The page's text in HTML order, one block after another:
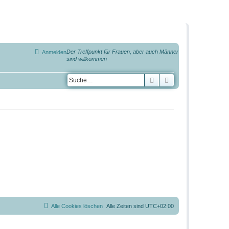
Der Treffpunkt für Frauen, aber auch Männer
sind willkommen
Anmelden
Suche
Alle Zeiten sind UTC+02:00
Alle Cookies löschen